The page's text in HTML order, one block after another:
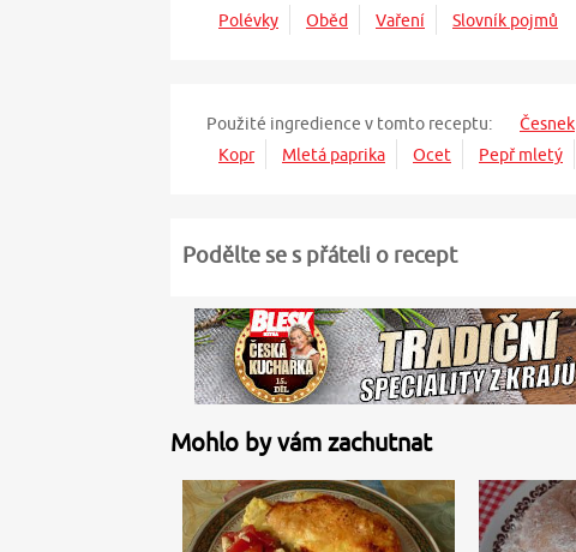
Polévky Oběd Vaření Slovník pojmů
Použité ingredience v tomto receptu: Česnek
Kopr
Mletá paprika Ocet Pepř mletý
Podělte se s přáteli o recept
Mohlo by vám zachutnat